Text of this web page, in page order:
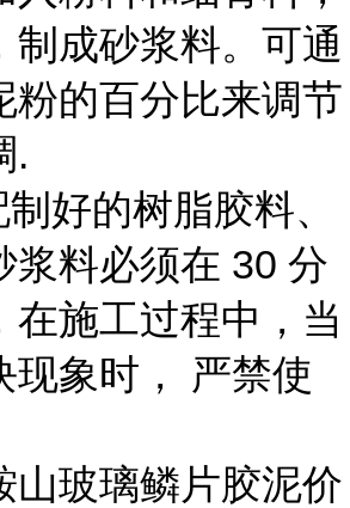
制成砂浆料。可通
粉的百分比来调节
.
的树脂胶料、
浆料必须在 30 分
在施工过程中，当
现象时， 严禁使
玻璃鳞片胶泥价